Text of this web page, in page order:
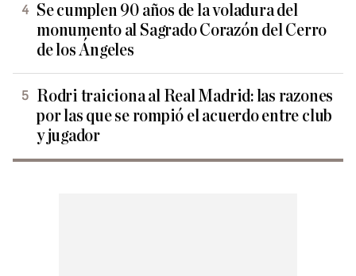
Se cumplen 90 años de la voladura del
monumento al Sagrado Corazón del Cerro
de los Ángeles
Rodri traiciona al Real Madrid: las razones
por las que se rompió el acuerdo entre club
y jugador